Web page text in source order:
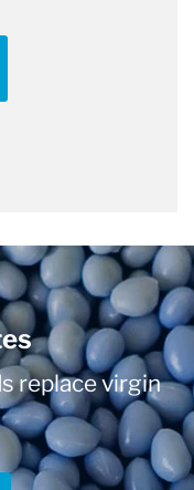
replace virgin